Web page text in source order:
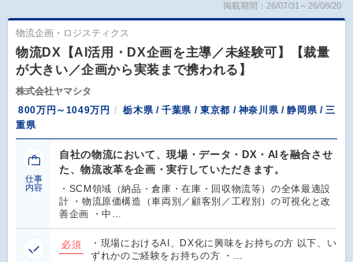
掲載期間：26/07/31～26/08/20
物流企画・ロジスティクス
物流DX【AI活用・DX企画を主導／未経験可】【裁量
が大きい／企画から実装まで携われる】
株式会社ヤマシタ
800万円～1049万円
栃木県 / 千葉県 / 東京都 / 神奈川県 / 静岡県 / 三
重県
仕事
内容
自社の物流において、現場・データ・DX・AIを融合させ
た、物流改革を企画・実行していただきます。
・SCM領域（納品・倉庫・在庫・回収物流等）の全体最適設
計 ・物流原価構造（車両別／顧客別／工程別）の可視化と改
善企画 ・中…
必須
・現場におけるAI、DX化に興味をお持ちの方 以下、い
ずれかのご経験をお持ちの方 ・…